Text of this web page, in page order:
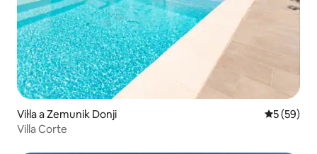
Vil·la a Zemunik Donji 5 de
5 (59)
Villa Corte